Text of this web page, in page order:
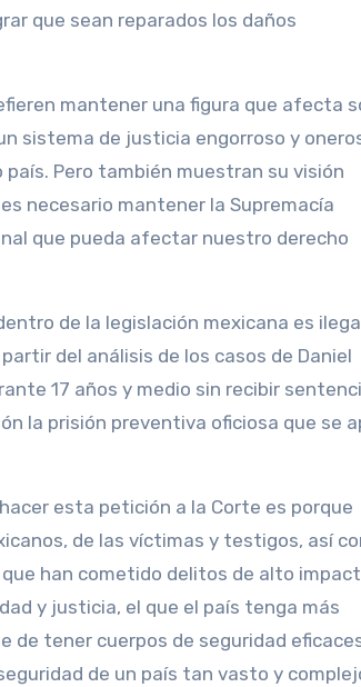
que sean reparados los daños
mantener una figura que afecta
sistema de justicia engorroso y
Pero también muestran su visión
necesario mantener la Supremacía
que pueda afectar nuestro derecho
de la legislación mexicana es
del análisis de los casos de Daniel
17 años y medio sin recibir
la prisión preventiva oficiosa que se
esta petición a la Corte es porque
de las víctimas y testigos, así
han cometido delitos de alto
y justicia, el que el país tenga más
de tener cuerpos de seguridad
de un país tan vasto y